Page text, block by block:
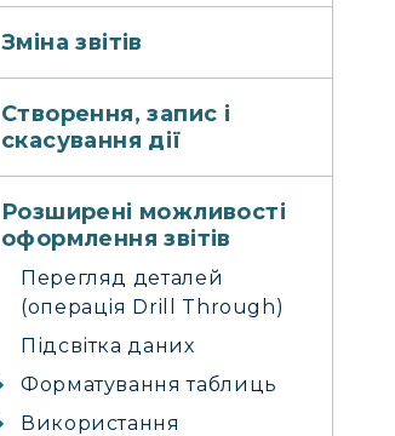
Зміна звітів
Створення, запис і
скасування дії
Розширені можливості
оформлення звітів
Перегляд деталей
(операція Drill Through)
Підсвітка даних
Форматування таблиць
Використання